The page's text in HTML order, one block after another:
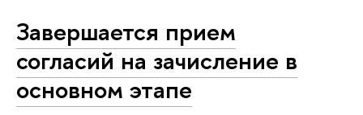
Завершается прием
согласий на зачисление в
основном этапе